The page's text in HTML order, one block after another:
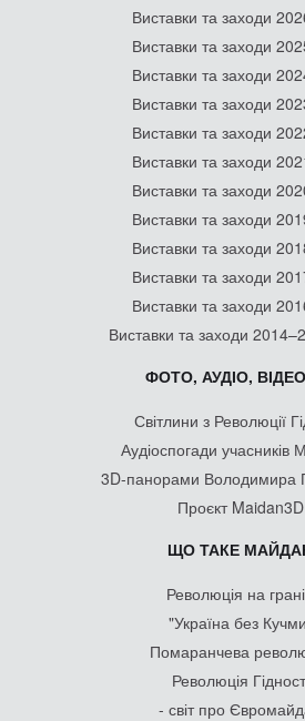
Виставки та заходи
Виставки та заходи
Виставки та заходи
Виставки та заходи
Виставки та заходи
Виставки та заходи
Виставки та заходи
Виставки та заходи
Виставки та заходи
Виставки та заходи
Виставки та заходи
Виставки та заходи
ФОТО, АУДІО,
Світлини з Революції
Аудіоспогади учасників
3D-панорами Володимира
Проєкт Maidan3D
ЩО ТАКЕ
Революція на
"Україна без
Помаранчева
Революція
- світ про